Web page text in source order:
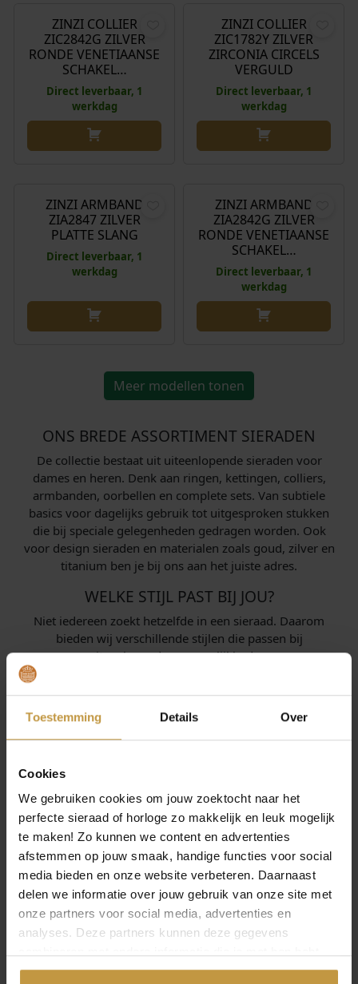
Toestemming Details Over
Cookies
We gebruiken cookies om jouw zoektocht naar het
perfecte sieraad of horloge zo makkelijk en leuk mogelijk
te maken! Zo kunnen we content en advertenties
afstemmen op jouw smaak, handige functies voor social
media bieden en onze website verbeteren. Daarnaast
delen we informatie over jouw gebruik van onze site met
onze partners voor social media, advertenties en
analyses. Deze partners kunnen deze gegevens
gedeeld of die ze hebben verzameld via jouw gebruik van
OPEN FILTER
ZINZI COLLIER
ZIC2842G ZILVER
RONDE VENETIAANSE
SCHAKEL…
Direct leverbaar, 1
werkdag
ZINZI COLLIER
ZIC1782Y ZILVER
ZIRCONIA CIRCELS
VERGULD
Direct leverbaar, 1
werkdag
ZINZI ARMBAND
ZIA2847 ZILVER
PLATTE SLANG
Direct leverbaar, 1
werkdag
ZINZI ARMBAND
ZIA2842G ZILVER
RONDE VENETIAANSE
SCHAKEL…
Direct leverbaar, 1
werkdag
Meer modellen tonen
ONS BREDE ASSORTIMENT SIERADEN
De collectie bestaat uit uiteenlopende sieraden voor
dames en heren. Denk aan ringen, kettingen, colliers,
armbanden, oorbellen en complete sets. Van subtiele
basics voor dagelijks gebruik tot uitgesproken stukken
die bij speciale gelegenheden gedragen worden. Ook
voor design sieraden en materialen zoals goud, zilver en
titanium ben je bij ons aan het juiste adres.
WELKE STIJL PAST BIJ JOU?
Niet iedereen zoekt hetzelfde in een sieraad. Daarom
bieden wij verschillende stijlen die passen bij
uiteenlopende persoonlijkheden:
Minimalistisch:
subtiele lijnen en verfijnde
afwerking, ideaal voor een moderne en ingetogen
Trendy:
en materialen, voor wie graag modebewust
combineert.
Luxe:sieraden van hoogwaardige materialen en
unieke ontwerpen, vaak handgemaakt en met een
exclusieve uitstraling.
RINGEN
Ringen zijn symbolisch én stijlvol. Van verlovings- en
trouwringen tot modieuze ringen die je outfit compleet
maken. In de collectie vind je zowel gouden als zilveren
varianten, maar ook moderne materialen zoals titanium.